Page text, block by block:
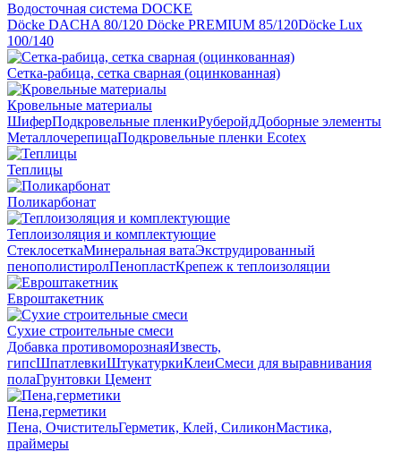
Водосточная система DOCKE
Döсkе DACHA 80/120 Döcke PREMIUM 85/120Döсkе Luх
100/140
Сетка-рабица, сетка сварная (оцинкованная)
Кровельные материалы
ШиферПодкровельные пленкиРуберойдДоборные элементы
МеталлочерепицаПодкровельные пленки Ecotex
Теплицы
Поликарбонат
Теплоизоляция и комплектующие
СтеклосеткаМинеральная ватаЭкструдированный
пенополистиролПенопластКрепеж к теплоизоляции
Евроштакетник
Сухие строительные смеси
Добавка противоморознаяИзвесть,
гипсШпатлевкиШтукатуркиКлеиСмеси для выравнивания
полаГрунтовки Цемент
Пена,герметики
Пена, ОчистительГерметик, Клей, СиликонМастика,
праймеры